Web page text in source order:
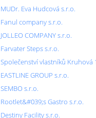
MUDr. Eva Hudcová s.r.o.
Fanul company s.r.o.
JOLLEO COMPANY s.r.o.
Farvater Steps s.r.o.
Společenství vlastníků Kruhová
EASTLINE GROUP s.r.o.
SEMBO s.r.o.
Rootlet&#039;s Gastro s.r.o.
Destiny Facility s.r.o.